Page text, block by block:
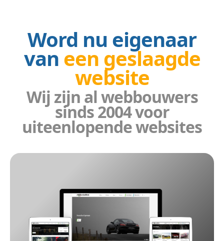
Word nu eigenaar
van een geslaagde
website
Wij zijn al webbouwers
sinds 2004 voor
uiteenlopende websites
Geen gestuntel. U beheert uw website